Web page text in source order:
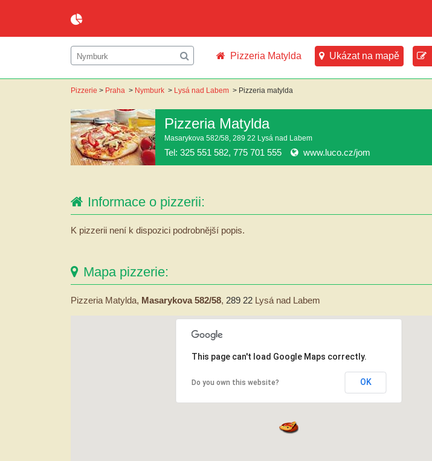
Pizzeria Matylda Ukázat na mapě
Pizzerie > Praha > Nymburk > Lysá nad Labem > Pizzeria matylda
Pizzeria Matylda
Masarykova 582/58, 289 22 Lysá nad Labem
Tel: 325 551 582, 775 701 555 www.luco.cz/jom
Informace o pizzerii:
K pizzerii není k dispozici podrobnější popis.
Mapa pizzerie:
Pizzeria Matylda, Masarykova 582/58, 289 22 Lysá nad Labem
This page can't load Google Maps correctly.
Do you own this website? OK